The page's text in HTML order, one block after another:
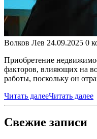
Волков Лев 24.09.2025 0
Приобретение
факторов, влияющих на
работы, поскольку он
Читать далееЧитать далее
Свежие записи